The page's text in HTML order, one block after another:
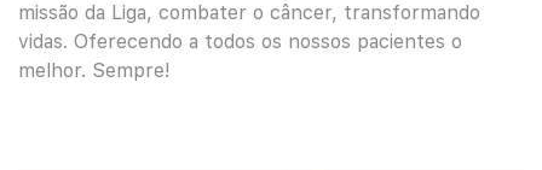
missão da Liga, combater o câncer, transformando
vidas. Oferecendo a todos os nossos pacientes o
melhor. Sempre!